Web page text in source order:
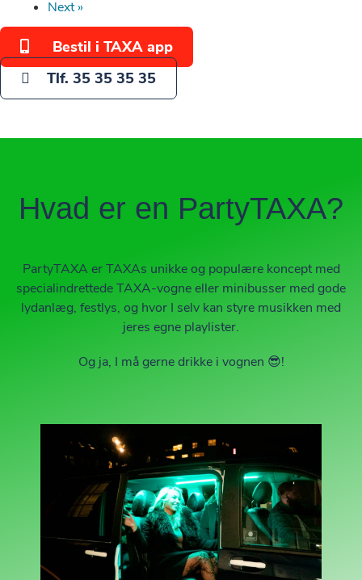
Next »
Bestil i TAXA app
Tlf. 35 35 35 35
Hvad er en PartyTAXA?
PartyTAXA er TAXAs unikke og populære koncept med
specialindrettede TAXA-vogne eller minibusser med gode
lydanlæg, festlys, og hvor I selv kan styre musikken med
jeres egne playlister.
Og ja, I må gerne drikke i vognen 😎!